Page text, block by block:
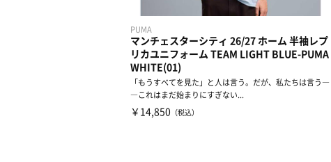
PUMA
マンチェスターシティ 26/27 ホーム 半袖レプ
リカユニフォーム TEAM LIGHT BLUE-PUMA
WHITE(01)
「もうすべてを見た」と人は言う。だが、私たちは言う―
―これはまだ始まりにすぎない...
￥14,850 （税込）